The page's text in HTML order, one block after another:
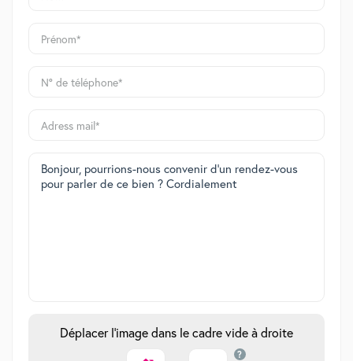
Déplacer l'image dans le cadre vide à droite
?